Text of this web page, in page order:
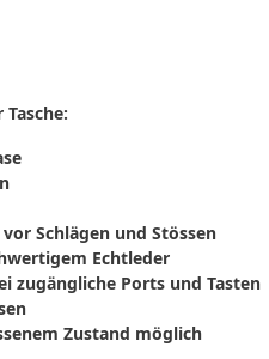
Schlägen und Stössen
Echtleder
zugängliche Ports und Tasten
Zustand möglich